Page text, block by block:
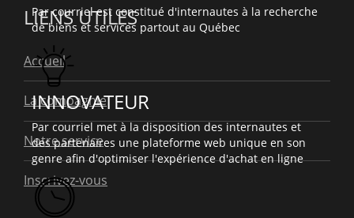
Par courriel est constitué d'internautes à la recherche
de biens et services partout au Québec
INNOVATEUR
Par courriel met à la disposition des internautes et
des partenaires une plateforme web unique en son
genre afin d'optimiser l'expérience d'achat en ligne
LIENS UTILES
Accueil
La compagnie
Notre service
Inscrivez-vous